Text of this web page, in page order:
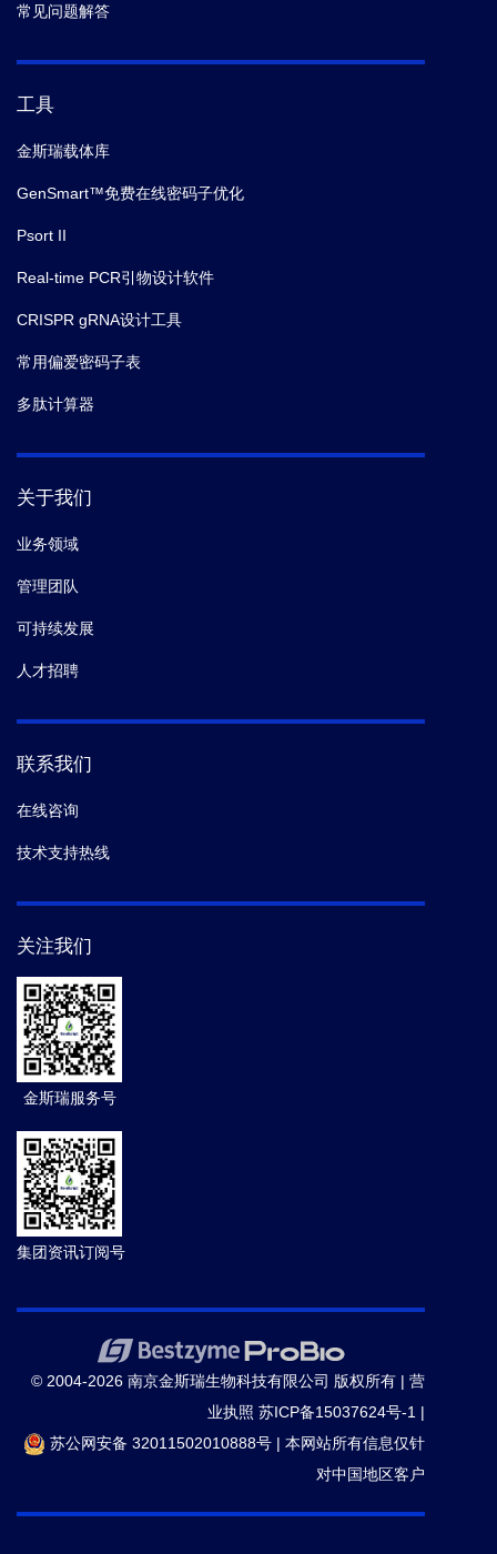
常见问题解答
工具
金斯瑞载体库
GenSmart™免费在线密码子优化
Psort II
Real-time PCR引物设计软件
CRISPR gRNA设计工具
常用偏爱密码子表
多肽计算器
关于我们
业务领域
管理团队
可持续发展
人才招聘
联系我们
在线咨询
技术支持热线
关注我们
金斯瑞服务号
集团资讯订阅号
© 2004-2026 南京金斯瑞生物科技有限公司 版权所有 | 营
业执照 苏ICP备15037624号-1 |
苏公网安备 32011502010888号 | 本网站所有信息仅针
对中国地区客户